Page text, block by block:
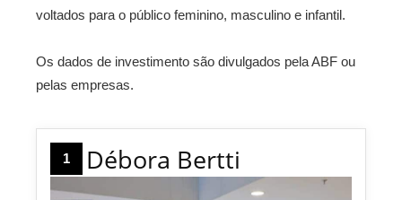
voltados para o público feminino, masculino e infantil.
Os dados de investimento são divulgados pela ABF ou
pelas empresas.
1 Débora Bertti